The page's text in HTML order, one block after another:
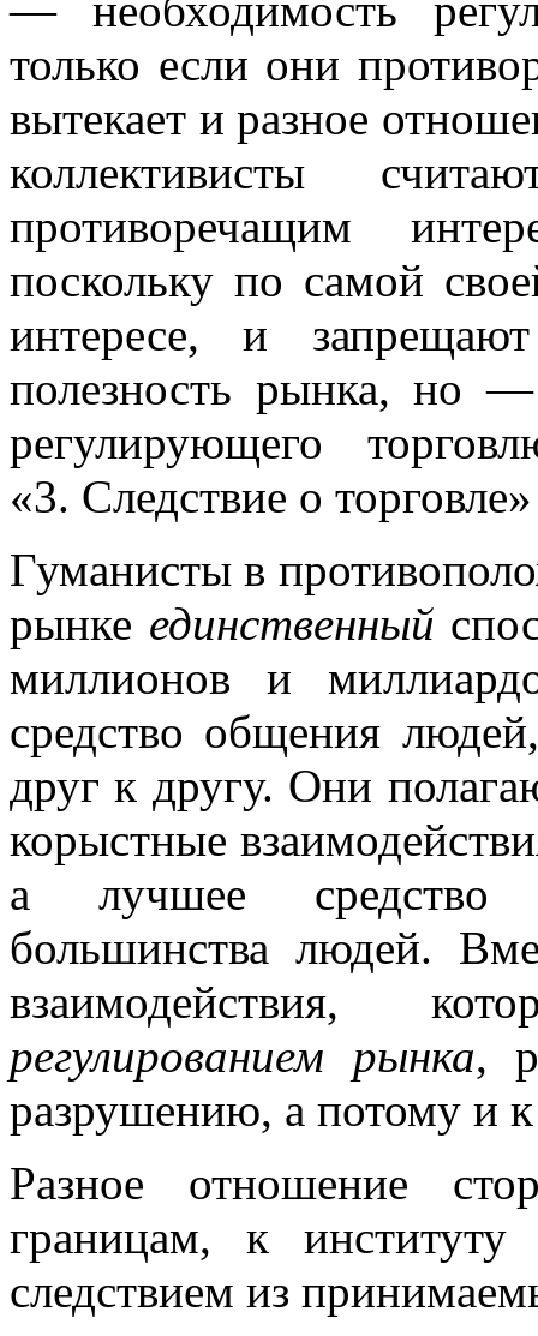
только если они
вытекает и разное
коллективисты
противоречащим
поскольку по самой
интересе, и
полезность рынка, но —
регулирующего
«3. Следствие о
Гуманисты в
рынке единственный
миллионов и
средство общения
друг к другу. Они
корыстные
а лучшее средство
большинства людей.
взаимодействия,
регулированием рынка,
разрушению, а потому и
Разное отношение
границам, к институту
следствием из